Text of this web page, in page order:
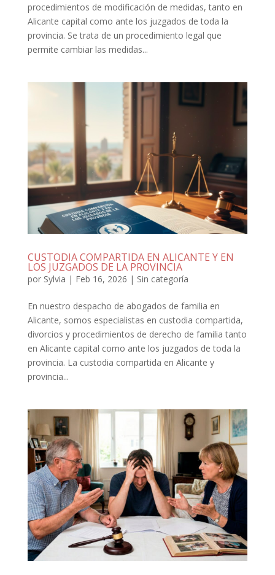
procedimientos de modificación de medidas, tanto en
Alicante capital como ante los juzgados de toda la
provincia. Se trata de un procedimiento legal que
permite cambiar las medidas...
CUSTODIA COMPARTIDA EN ALICANTE Y EN
LOS JUZGADOS DE LA PROVINCIA
por Sylvia | Feb 16, 2026 | Sin categoría
En nuestro despacho de abogados de familia en
Alicante, somos especialistas en custodia compartida,
divorcios y procedimientos de derecho de familia tanto
en Alicante capital como ante los juzgados de toda la
provincia. La custodia compartida en Alicante y
provincia...